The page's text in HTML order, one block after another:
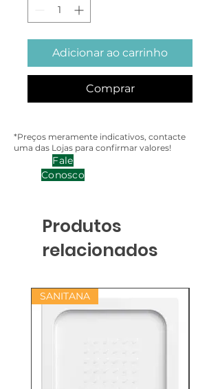
Adicionar ao carrinho
Comprar
*Preços meramente indicativos, contacte
uma das Lojas para confirmar valores!
Fale
Conosco
Produtos
relacionados
SANITANA